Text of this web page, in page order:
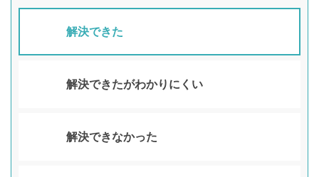
解決できた
解決できたがわかりにくい
解決できなかった